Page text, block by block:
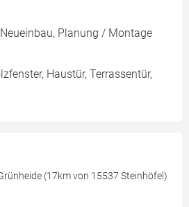
Planung / Montage
Haustür, Terrassentür,
(17km von 15537 Steinhöfel)